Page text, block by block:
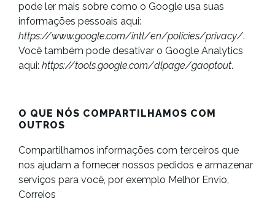
pode ler mais sobre como o Google usa suas
informações pessoais aqui:
https://www.google.com/intl/en/policies/privacy/.
Você também pode desativar o Google Analytics
aqui: https://tools.google.com/dlpage/gaoptout.
O QUE NÓS COMPARTILHAMOS COM
OUTROS
Compartilhamos informações com terceiros que
nos ajudam a fornecer nossos pedidos e armazenar
serviços para você, por exemplo Melhor Envio,
Correios